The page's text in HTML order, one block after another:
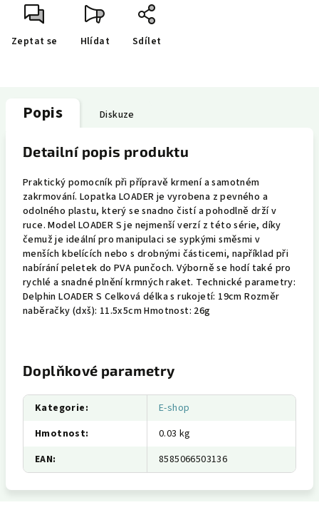
Zeptat se Hlídat Sdílet
Popis Diskuze
Detailní popis produktu
Praktický pomocník při přípravě krmení a samotném
zakrmování. Lopatka LOADER je vyrobena z pevného a
odolného plastu, který se snadno čistí a pohodlně drží v
ruce. Model LOADER S je nejmenší verzí z této série, díky
čemuž je ideální pro manipulaci se sypkými směsmi v
menších kbelících nebo s drobnými částicemi, například při
nabírání peletek do PVA punčoch. Výborně se hodí také pro
rychlé a snadné plnění krmných raket. Technické parametry:
Delphin LOADER S Celková délka s rukojetí: 19cm Rozměr
naběračky (dxš): 11.5x5cm Hmotnost: 26g
Doplňkové parametry
Kategorie:
E-shop
Hmotnost:
0.03 kg
EAN: 8585066503136